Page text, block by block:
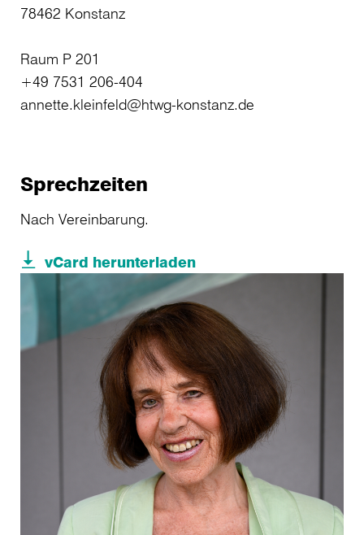
78462 Konstanz
Raum P 201
+49 7531 206-404
annette.kleinfeld@htwg-konstanz.de
Sprechzeiten
Nach Vereinbarung.
vCard herunterladen